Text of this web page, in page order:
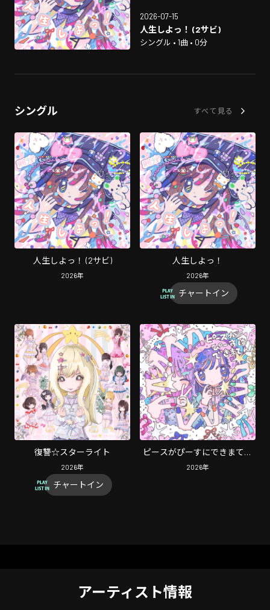
2026-07-15
人生しよっ！ (2サビ)
シングル • 1曲 • 0分
シングル すべて見る
人生しよっ！ (2サビ)
2026年
人生しよっ！
2026年
チャートイン
復讐☆スターライト
2026年
チャートイン
ピースがぴーすにできまてん
(スマホスタンド ライトつけ
2026年
アーティスト情報